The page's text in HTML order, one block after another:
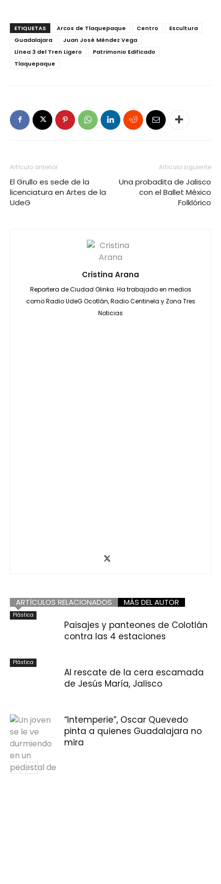
ETIQUETAS Arcos de Tlaquepaque Centro
Escultura
Guadalajara
Juan José Méndez Vega
Línea 3 del Tren Ligero
Patrimonio Edificado
Tlaquepaque
Artículo anterior
El Grullo es sede de la
licenciatura en Artes de la
UdeG
Artículo siguiente
Una probadita de Jalisco
con el Ballet México
Folklórico
Cristina Arana
Reportera de Ciudad Olinka. Ha trabajado en medios
como Radio UdeG Ocotlán, Radio Centinela y Zona Tres
Noticias
ARTÍCULOS RELACIONADOS MÁS DEL AUTOR
Plástica
Paisajes y panteones de Colotlán
contra las 4 estaciones
Plástica
Al rescate de la cera escamada
de Jesús María, Jalisco
“Intemperie”, Oscar Quevedo
pinta a quienes Guadalajara no
mira